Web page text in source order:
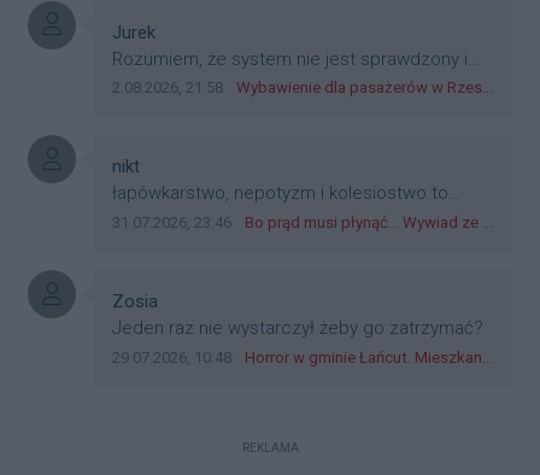
plastik czy inne bliki. Zakrawa na
dyskryminację.
Autor komentarza:
Jurek
Treść komentarza:
Rozumiem, że system nie jest sprawdzony i
przetestowany. Wybieram się z mim młodym
przejazdów dadzą radę. Albo ogarną, jak to
teraz młode ludzie mówią.
Data dodania komentarza:
2.08.2026, 21:58 Źródło komentarza:
Wybawienie dla pasażerów w Rzeszowie? W mieście ruszyły testy nowego rozwiązania
Autor komentarza:
nikt
Treść komentarza:
łapówkarstwo, nepotyzm i kolesiostwo to
norma w pge dystrybucja rzeszów, takie ***e
zagorzali pisowcy
Data dodania komentarza:
31.07.2026, 23:46 Źródło komentarza:
Bo prąd musi płynąć... Wywiad ze Zbigniewem Możdżeniem - Dyrektorem Generalnym Oddziału PGE Dystrybucja w Rzeszowie
Autor komentarza:
Zosia
Treść komentarza:
Jeden raz nie wystarczył żeby go zatrzymać?
Data dodania komentarza:
29.07.2026, 10:48 Źródło komentarza:
Horror w gminie Łańcut. Mieszkaniec Rzeszowa terroryzował rodzinę nożem i zaatakował policjantów! [VIDEO]
REKLAMA